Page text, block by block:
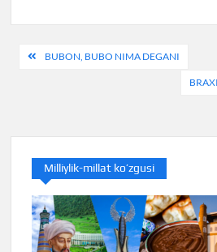
PostBUBON, BUBO NIMA DEGANI
Milliylik-millat ko’zgusi